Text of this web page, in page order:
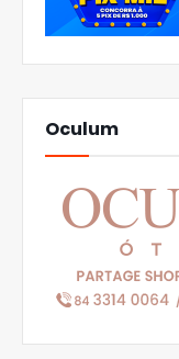
Oculum